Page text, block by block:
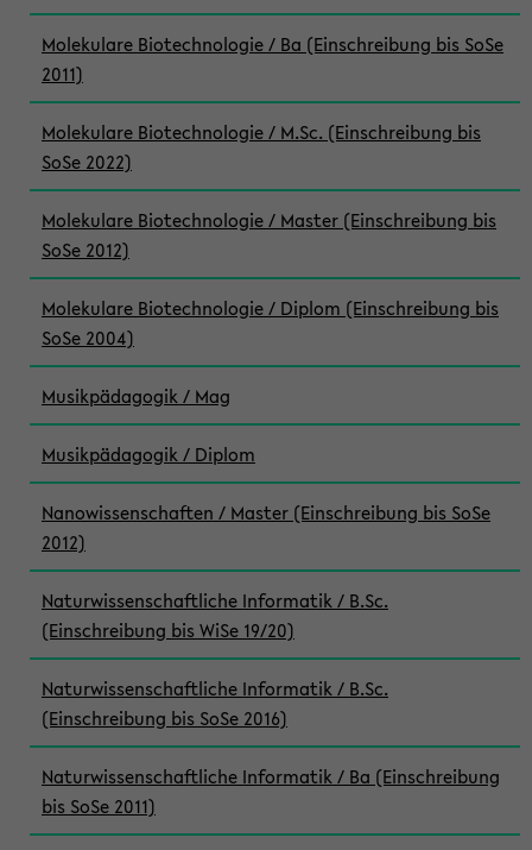
Molekulare Biotechnologie / Ba (Einschreibung bis SoSe
2011)
Molekulare Biotechnologie / M.Sc. (Einschreibung bis
SoSe 2022)
Molekulare Biotechnologie / Master (Einschreibung bis
SoSe 2012)
Molekulare Biotechnologie / Diplom (Einschreibung bis
SoSe 2004)
Musikpädagogik / Mag
Musikpädagogik / Diplom
Nanowissenschaften / Master (Einschreibung bis SoSe
2012)
Naturwissenschaftliche Informatik / B.Sc.
(Einschreibung bis WiSe 19/20)
Naturwissenschaftliche Informatik / B.Sc.
(Einschreibung bis SoSe 2016)
Naturwissenschaftliche Informatik / Ba (Einschreibung
bis SoSe 2011)